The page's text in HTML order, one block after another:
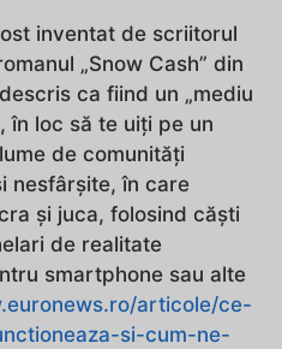
inventat de scriitorul
„Snow Cash” din
ca fiind un „mediu
loc să te uiți pe un
de comunități
nesfârșite, în care
și juca, folosind căști
de realitate
smartphone sau alte
articole/ce-
si-cum-ne-